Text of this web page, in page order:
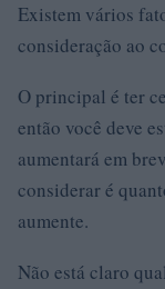
Existem vários
consideração ao
O principal é ter
então você deve
aumentará em
considerar é
aumente.
Não está claro